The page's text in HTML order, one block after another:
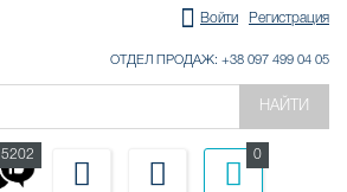
Войти Регистрация
ОТДЕЛ ПРОДАЖ: +38 097 499 04 05
НАЙТИ
5202 0